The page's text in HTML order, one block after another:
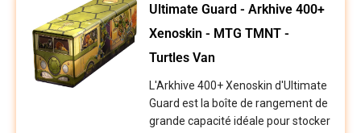
Ultimate Guard - Arkhive 400+
Xenoskin - MTG TMNT -
Turtles Van
L'Arkhive 400+ Xenoskin d'Ultimate
Guard est la boîte de rangement de
grande capacité idéale pour stocker